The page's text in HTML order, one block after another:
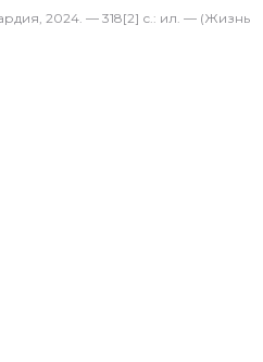
2024. — 318[2] с.: ил. — (Жизнь